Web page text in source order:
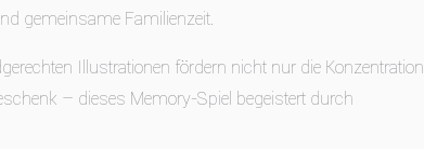
gemeinsame Familienzeit.
Illustrationen fördern nicht nur die Konzentration
– dieses Memory-Spiel begeistert durch